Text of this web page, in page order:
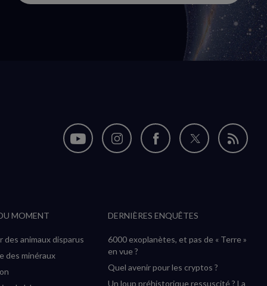
Nous
(nouvelle
fenêtre)
Nous
(nouvelle
fenêtre)
Nous
(nouvelle
fenêtre)
Nous
(nouvelle
fenêtre)
Flux
MOMENT
des animaux disparus
des minéraux
DERNIÈRES ENQUÊTES
6000 exoplanètes, et pas de « Terre »
en vue ?
Quel avenir pour les cryptos ?
Un loup préhistorique ressuscité ? La